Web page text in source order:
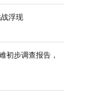
浮现
初步调查报告，